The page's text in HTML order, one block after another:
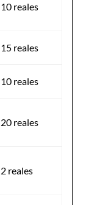
10 reales
15 reales
10 reales
20 reales
2 reales